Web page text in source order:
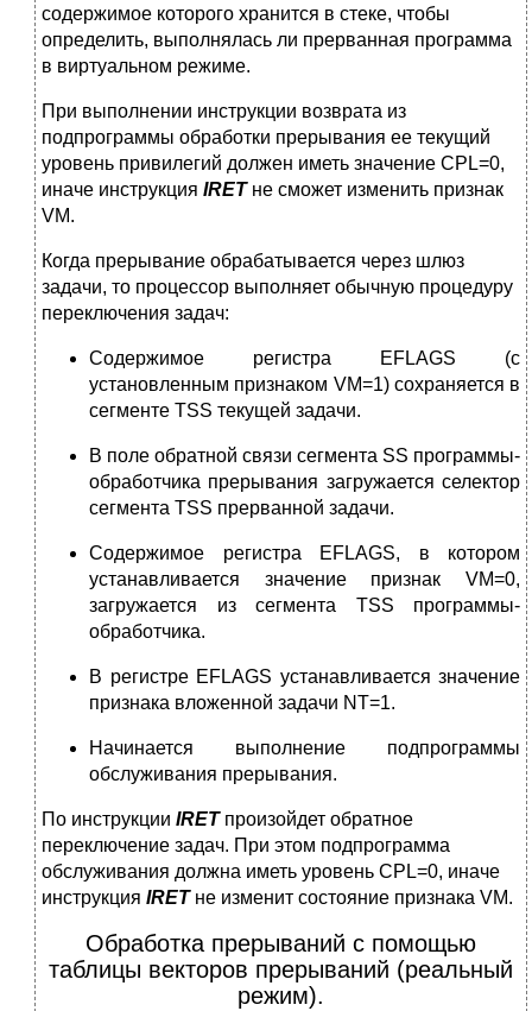
содержимое которого хранится в стеке, чтобы
определить, выполнялась ли прерванная программа
в виртуальном режиме.
При выполнении инструкции возврата из
подпрограммы обработки прерывания ее текущий
уровень привилегий должен иметь значение CPL=0,
иначе инструкция IRETне сможет изменить признак
VM.
Когда прерывание обрабатывается через шлюз
задачи, то процессор выполняет обычную процедуру
переключения задач:
Содержимое регистра EFLAGS (с
установленным признаком VM=1) сохраняется в
сегменте TSS текущей задачи.
В поле обратной связи сегмента SS программы-
обработчика прерывания загружается селектор
сегмента TSS прерванной задачи.
Содержимое регистра EFLAGS, в котором
устанавливается значение признак VM=0,
загружается из сегмента TSS программы-
обработчика.
В регистре EFLAGS устанавливается значение
признака вложенной задачи NT=1.
Начинается выполнение подпрограммы
обслуживания прерывания.
По инструкции IRETпроизойдет обратное
переключение задач. При этом подпрограмма
обслуживания должна иметь уровень CPL=0, иначе
инструкция IRETне изменит состояние признака VM.
Обработка прерываний с помощью
таблицы векторов прерываний (реальный
режим).